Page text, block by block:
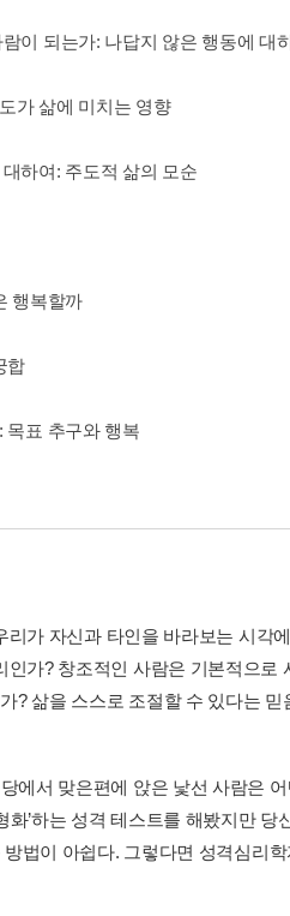
이 되는가: 나답지 않은 행동에 대
가 삶에 미치는 영향
하여: 주도적 삶의 모순
행복할까
합
목표 추구와 행복
가 자신과 타인을 바라보는 시각
가? 창조적인 사람은 기본적으로
? 삶을 스스로 조절할 수 있다는 믿
에서 맞은편에 앉은 낯선 사람은
화’하는 성격 테스트를 해봤지만
법이 아쉽다. 그렇다면 성격심리